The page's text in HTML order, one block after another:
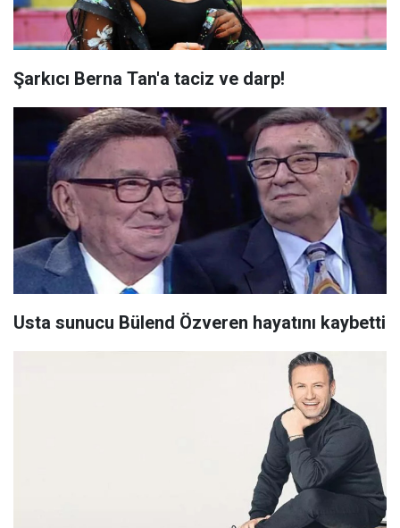
Şarkıcı Berna Tan'a taciz ve darp!
Usta sunucu Bülend Özveren hayatını kaybetti